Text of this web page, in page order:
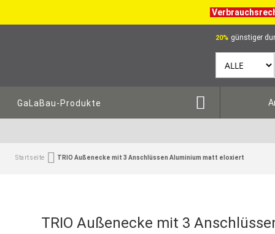
20% günstiger
GaLaBau-Produkte
Startseite TRIO Außenecke mit 3 Anschlüssen Aluminium matt eloxiert
TRIO Außenecke mit 3